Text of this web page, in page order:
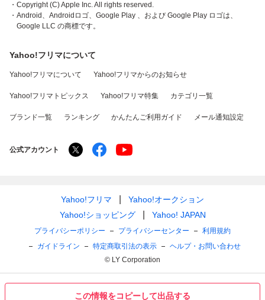
この情報をコピーして出品する
・Copyright (C) Apple Inc. All rights reserved.
・Android、Androidロゴ、Google Play 、および Google Play ロゴは、
Google LLC の商標です。
Yahoo!フリマについて
Yahoo!フリマについて Yahoo!フリマからのお知らせ
Yahoo!フリマトピックス Yahoo!フリマ特集 カテゴリ一覧
ブランド一覧 ランキング かんたんご利用ガイド メール通知設定
公式アカウント
Yahoo!フリマ
Yahoo!オークション
Yahoo!ショッピング
Yahoo! JAPAN
プライバシーポリシー プライバシーセンター
利用規約
ガイドライン
特定商取引法の表示
ヘルプ・お問い合わせ
© LY Corporation